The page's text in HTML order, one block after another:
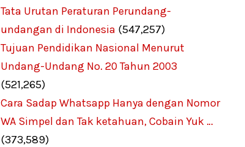
Tata Urutan Peraturan Perundang-
undangan di Indonesia (547,257)
Tujuan Pendidikan Nasional Menurut
Undang-Undang No. 20 Tahun 2003
(521,265)
Cara Sadap Whatsapp Hanya dengan Nomor
WA Simpel dan Tak ketahuan, Cobain Yuk …
(373,589)